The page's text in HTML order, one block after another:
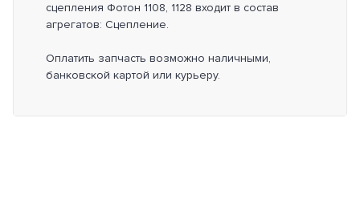
сцепления Фотон 1108, 1128 входит в состав
агрегатов: Сцепление.
Оплатить запчасть возможно наличными,
банковской картой или курьеру.